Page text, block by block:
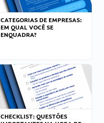
CATEGORIAS DE EMPRESAS:
EM QUAL VOCÊ SE
ENQUADRA?
CHECKLIST: QUESTÕES